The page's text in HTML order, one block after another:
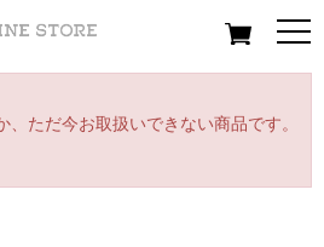
Men
、ただ今お取扱いできない商品です。